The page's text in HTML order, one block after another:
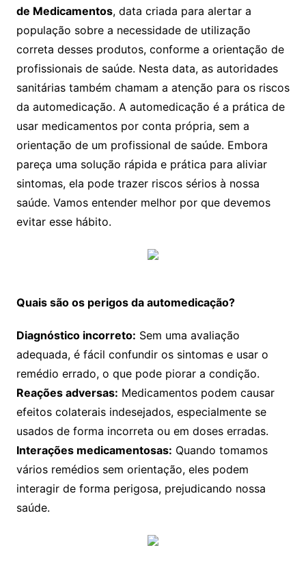
de Medicamentos, data criada para alertar a
população sobre a necessidade de utilização
correta desses produtos, conforme a orientação de
profissionais de saúde. Nesta data, as autoridades
sanitárias também chamam a atenção para os riscos
da automedicação. A automedicação é a prática de
usar medicamentos por conta própria, sem a
orientação de um profissional de saúde. Embora
pareça uma solução rápida e prática para aliviar
sintomas, ela pode trazer riscos sérios à nossa
saúde. Vamos entender melhor por que devemos
evitar esse hábito.
Quais são os perigos da automedicação?
Diagnóstico incorreto: Sem uma avaliação
adequada, é fácil confundir os sintomas e usar o
remédio errado, o que pode piorar a condição.
Reações adversas: Medicamentos podem causar
efeitos colaterais indesejados, especialmente se
usados de forma incorreta ou em doses erradas.
Interações medicamentosas: Quando tomamos
vários remédios sem orientação, eles podem
interagir de forma perigosa, prejudicando nossa
saúde.